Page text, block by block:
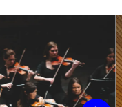
Inzoomen